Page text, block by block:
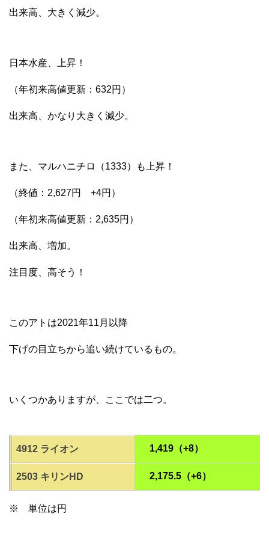
出来高、大きく減少。
日本水産、上昇！
（年初来高値更新：632円）
出来高、かなり大きく減少。
また、マルハニチロ（1333）も上昇！
（終値：2,627円 +4円）
（年初来高値更新：2,635円）
出来高、増加。
注目度、高そう！
このアトは2021年11月以降
下げの目立ちから追い続けているもの。
いくつかありますが、ここでは二つ。
4912 ライオン 1,419（+8）
2503 キリンHD 2,175.5（+6）
※ 単位は円